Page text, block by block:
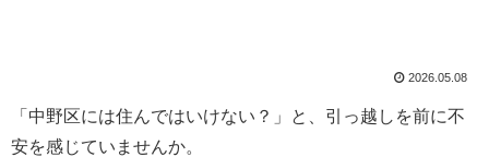
2026.05.08
「中野区には住んではいけない？」と、引っ越しを前に不
安を感じていませんか。